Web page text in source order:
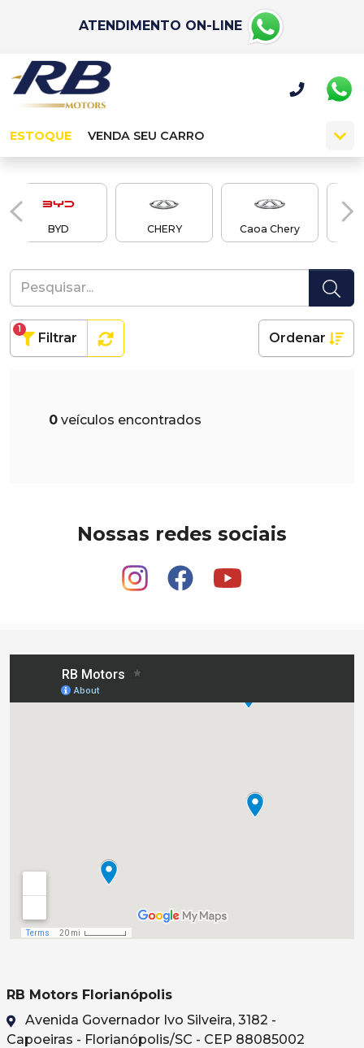
ATENDIMENTO ON-LINE
ESTOQUE VENDA SEU CARRO
BYD CHERY Caoa Chery
Filtrar
1
Ordenar
0 veículos encontrados
Nossas redes sociais
RB Motors Florianópolis
Avenida Governador Ivo Silveira, 3182 -
Capoeiras - Florianópolis/SC - CEP 88085002